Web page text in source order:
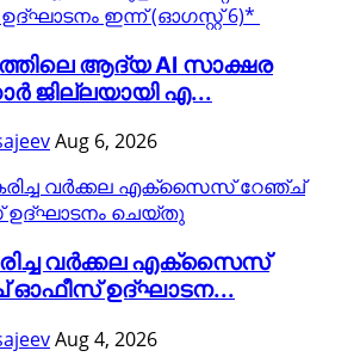
ആദ്യ AI സാക്ഷര
ജില്ലയായി എ...
Aug 6, 2026
വർക്കല എക്സൈസ്
ഓഫീസ് ഉദ്ഘാടന...
Aug 4, 2026